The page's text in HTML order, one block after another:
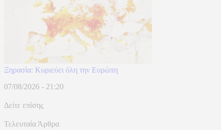
Ξηρασία: Κυριεύει όλη την Ευρώπη
07/08/2026 - 21:20
Δείτε επίσης
Τελευταία Άρθρα